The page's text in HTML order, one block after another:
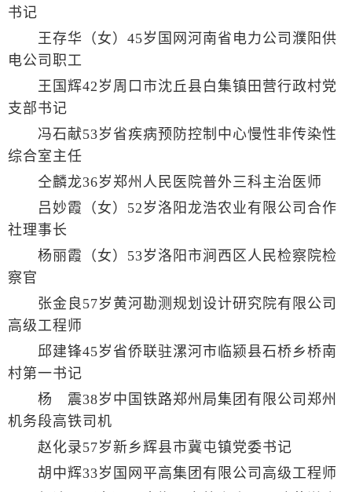
书记
王存华（女）45岁国网河南省电力公司濮阳供
电公司职工
王国辉42岁周口市沈丘县白集镇田营行政村党
支部书记
冯石献53岁省疾病预防控制中心慢性非传染性
综合室主任
仝麟龙36岁郑州人民医院普外三科主治医师
吕妙霞（女）52岁洛阳龙浩农业有限公司合作
社理事长
杨丽霞（女）53岁洛阳市涧西区人民检察院检
察官
张金良57岁黄河勘测规划设计研究院有限公司
高级工程师
邱建锋45岁省侨联驻漯河市临颍县石桥乡桥南
村第一书记
杨 震38岁中国铁路郑州局集团有限公司郑州
机务段高铁司机
赵化录57岁新乡辉县市冀屯镇党委书记
胡中辉33岁国网平高集团有限公司高级工程师